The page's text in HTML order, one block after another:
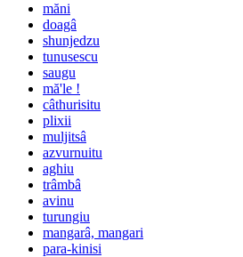
măni
doagâ
shunjedzu
tunusescu
saugu
mă'le !
câthurisitu
plixii
muljitsâ
azvurnuitu
aghiu
trâmbâ
avinu
turungiu
mangarâ, mangari
para-kinisi